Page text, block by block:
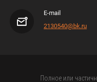
E-mail
2130540@bk.ru
Полное или